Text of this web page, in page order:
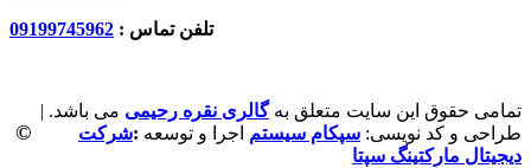
تلفن تماس : 09199745962
©
تمامی حقوق این سایت متعلق بهگالری نقره رحیمی می باشد. |
طراحی و کد نویسی: سپکام سیستم اجرا و توسعه :شرکت
دیجیتال مارکتینگ سپتا